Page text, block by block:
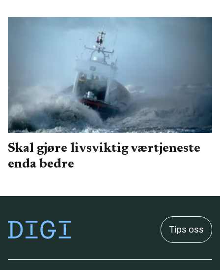
Skal gjøre livsviktig værtjeneste
enda bedre
Tips oss